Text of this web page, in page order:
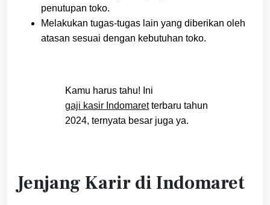
penutupan toko.
Melakukan tugas-tugas lain yang diberikan oleh
atasan sesuai dengan kebutuhan toko.
Kamu harus tahu! Ini
gaji kasir Indomaretterbaru tahun
2024, ternyata besar juga ya.
Jenjang Karir di Indomaret